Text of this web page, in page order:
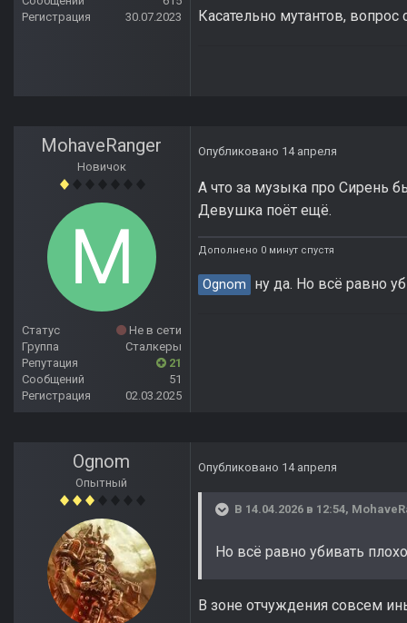
Регистрация
30.07.2023 Касательно мутантов, вопрос
MohaveRanger
Новичок
Статус
Не в сети
Группа
Сталкеры
Репутация
21
Сообщений
51
Регистрация
02.03.2025
Опубликовано 14 апреля
А что за музыка про Сирень
Девушка поёт ещё.
Дополнено 0 минут спустя
Ognom ну да. Но всё равно
Ognom
Опытный
Опубликовано 14 апреля
В 14.04.2026 в 12:54,
Но всё равно убивать
В зоне отчуждения совсем